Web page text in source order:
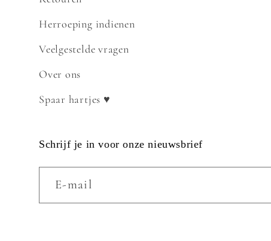
Herroeping indienen
Veelgestelde vragen
Over ons
Spaar hartjes ♥
Schrijf je in voor onze nieuwsbrief
E‑mail